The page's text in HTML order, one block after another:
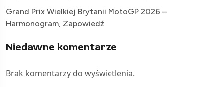
Grand Prix Wielkiej Brytanii MotoGP 2026 –
Harmonogram, Zapowiedź
Niedawne komentarze
Brak komentarzy do wyświetlenia.